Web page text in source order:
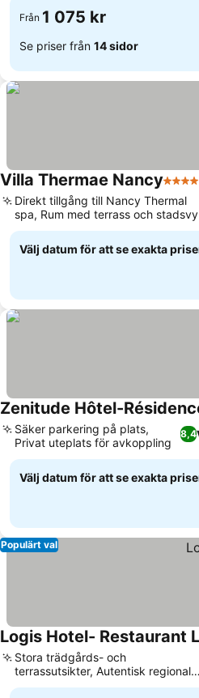
Från 1 075 kr
Se priser från 14 sidor
Villa Thermae Nancy4
Direkt tillgång till Nancy Thermal
spa, Rum med terrass och stadsvy
Välj datum för att se exakta
Zenitude Hôtel-
8,4
Säker parkering på plats,
Privat uteplats för avkoppling
Välj datum för att se exakta
Populärt val
Logis Hotel- Restaurant
Stora trädgårds- och
terrassutsikter, Autentisk regional
mat